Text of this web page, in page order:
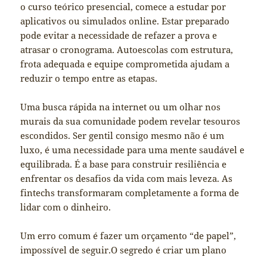
o curso teórico presencial, comece a estudar por
aplicativos ou simulados online. Estar preparado
pode evitar a necessidade de refazer a prova e
atrasar o cronograma. Autoescolas com estrutura,
frota adequada e equipe comprometida ajudam a
reduzir o tempo entre as etapas.
Uma busca rápida na internet ou um olhar nos
murais da sua comunidade podem revelar tesouros
escondidos. Ser gentil consigo mesmo não é um
luxo, é uma necessidade para uma mente saudável e
equilibrada. É a base para construir resiliência e
enfrentar os desafios da vida com mais leveza. As
fintechs transformaram completamente a forma de
lidar com o dinheiro.
Um erro comum é fazer um orçamento “de papel”,
impossível de seguir.O segredo é criar um plano